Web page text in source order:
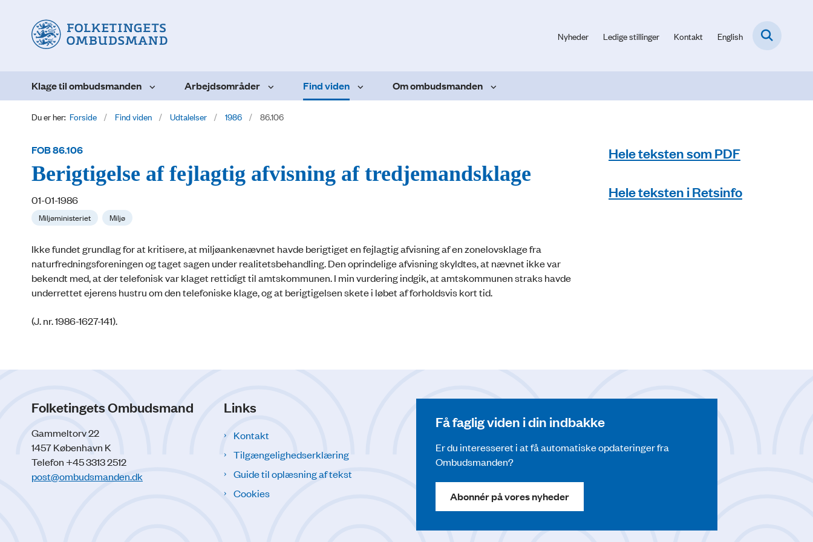
Nyheder Ledige stillinger Kontakt English
Klage til ombudsmanden Arbejdsområder Find viden Om ombudsmanden
Du er her: Forside Find viden Udtalelser 1986 86.106
FOB 86.106
Berigtigelse af fejlagtig afvisning af tredjemandsklage
01-01-1986
Miljøministeriet Miljø
Ikke fundet grundlag for at kritisere, at miljøankenævnet havde berigtiget en fejlagtig afvisning af en zonelovsklage fra
naturfredningsforeningen og taget sagen under realitetsbehandling. Den oprindelige afvisning skyldtes, at nævnet ikke var
bekendt med, at der telefonisk var klaget rettidigt til amtskommunen. I min vurdering indgik, at amtskommunen straks havde
underrettet ejerens hustru om den telefoniske klage, og at berigtigelsen skete i løbet af forholdsvis kort tid.
(J. nr. 1986-1627-141).
Hele teksten som PDF
Hele teksten i Retsinfo
Folketingets Ombudsmand
Gammeltorv 22
1457 København K
Telefon +45 3313 2512
post@ombudsmanden.dk
Links
Kontakt
Tilgængelighedserklæring
Guide til oplæsning af tekst
Cookies
Få faglig viden i din indbakke
Er du interesseret i at få automatiske opdateringer fra
Ombudsmanden?
Abonnér på vores nyheder